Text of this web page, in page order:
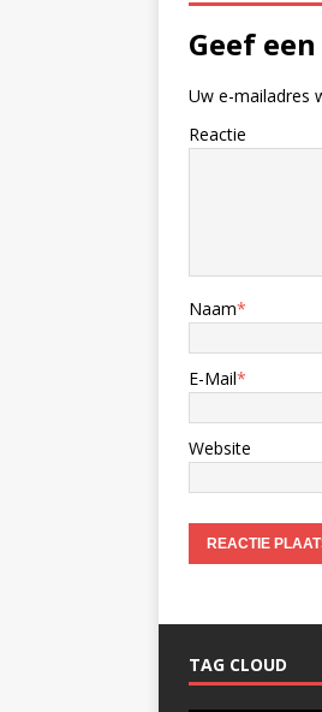
Geef
Uw e-mailadres
Reactie
Naam*
E-Mail*
Website
TAG CLOUD